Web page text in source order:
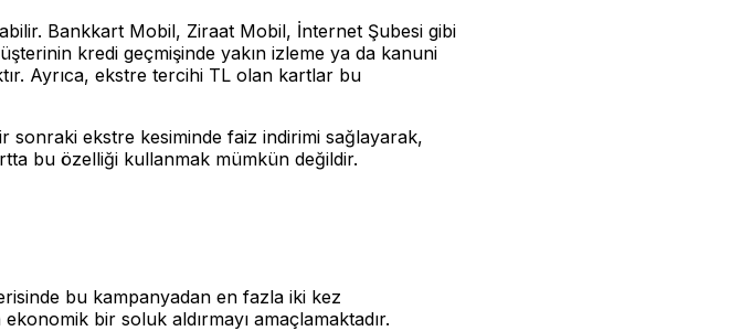
Bankkart Mobil, Ziraat Mobil, İnternet Şubesi gibi
kredi geçmişinde yakın izleme ya da kanuni
Ayrıca, ekstre tercihi TL olan kartlar bu
sonraki ekstre kesiminde faiz indirimi sağlayarak,
bu özelliği kullanmak mümkün değildir.
bu kampanyadan en fazla iki kez
bir soluk aldırmayı amaçlamaktadır.